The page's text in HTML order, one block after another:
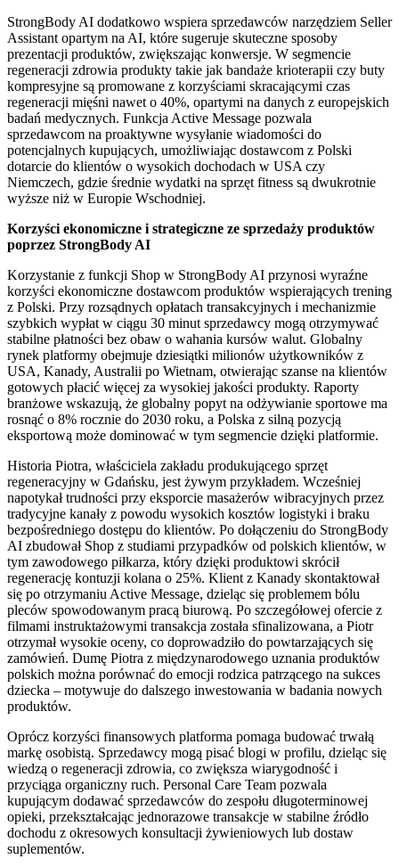
StrongBody AI dodatkowo wspiera sprzedawców narzędziem Seller
Assistant opartym na AI, które sugeruje skuteczne sposoby
prezentacji produktów, zwiększając konwersje. W segmencie
regeneracji zdrowia produkty takie jak bandaże krioterapii czy buty
kompresyjne są promowane z korzyściami skracającymi czas
regeneracji mięśni nawet o 40%, opartymi na danych z europejskich
badań medycznych. Funkcja Active Message pozwala
sprzedawcom na proaktywne wysyłanie wiadomości do
potencjalnych kupujących, umożliwiając dostawcom z Polski
dotarcie do klientów o wysokich dochodach w USA czy
Niemczech, gdzie średnie wydatki na sprzęt fitness są dwukrotnie
wyższe niż w Europie Wschodniej.
Korzyści ekonomiczne i strategiczne ze sprzedaży produktów
poprzez StrongBody AI
Korzystanie z funkcji Shop w StrongBody AI przynosi wyraźne
korzyści ekonomiczne dostawcom produktów wspierających trening
z Polski. Przy rozsądnych opłatach transakcyjnych i mechanizmie
szybkich wypłat w ciągu 30 minut sprzedawcy mogą otrzymywać
stabilne płatności bez obaw o wahania kursów walut. Globalny
rynek platformy obejmuje dziesiątki milionów użytkowników z
USA, Kanady, Australii po Wietnam, otwierając szanse na klientów
gotowych płacić więcej za wysokiej jakości produkty. Raporty
branżowe wskazują, że globalny popyt na odżywianie sportowe ma
rosnąć o 8% rocznie do 2030 roku, a Polska z silną pozycją
eksportową może dominować w tym segmencie dzięki platformie.
Historia Piotra, właściciela zakładu produkującego sprzęt
regeneracyjny w Gdańsku, jest żywym przykładem. Wcześniej
napotykał trudności przy eksporcie masażerów wibracyjnych przez
tradycyjne kanały z powodu wysokich kosztów logistyki i braku
bezpośredniego dostępu do klientów. Po dołączeniu do StrongBody
AI zbudował Shop z studiami przypadków od polskich klientów, w
tym zawodowego piłkarza, który dzięki produktowi skrócił
regenerację kontuzji kolana o 25%. Klient z Kanady skontaktował
się po otrzymaniu Active Message, dzieląc się problemem bólu
pleców spowodowanym pracą biurową. Po szczegółowej ofercie z
filmami instruktażowymi transakcja została sfinalizowana, a Piotr
otrzymał wysokie oceny, co doprowadziło do powtarzających się
zamówień. Dumę Piotra z międzynarodowego uznania produktów
polskich można porównać do emocji rodzica patrzącego na sukces
dziecka – motywuje do dalszego inwestowania w badania nowych
produktów.
Oprócz korzyści finansowych platforma pomaga budować trwałą
markę osobistą. Sprzedawcy mogą pisać blogi w profilu, dzieląc się
wiedzą o regeneracji zdrowia, co zwiększa wiarygodność i
przyciąga organiczny ruch. Personal Care Team pozwala
kupującym dodawać sprzedawców do zespołu długoterminowej
opieki, przekształcając jednorazowe transakcje w stabilne źródło
dochodu z okresowych konsultacji żywieniowych lub dostaw
suplementów.